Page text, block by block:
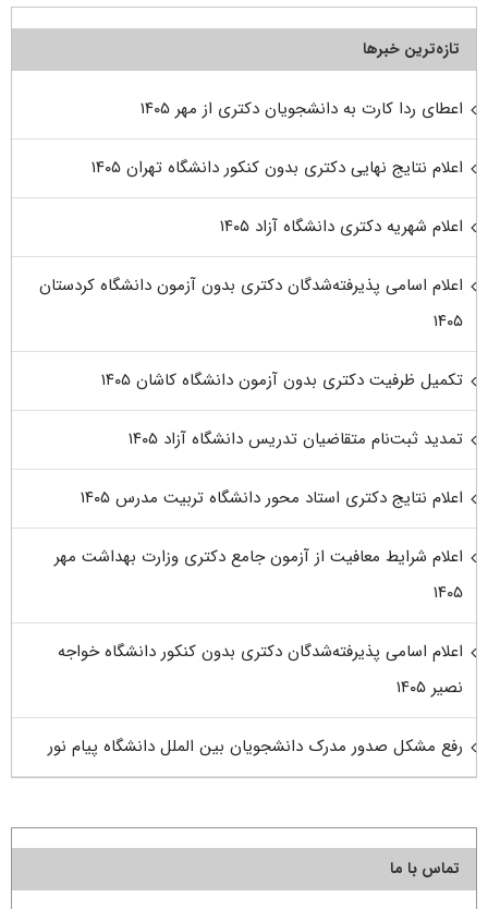
تازه‌ترین خبرها
اعطای ردا کارت به دانشجویان دکتری از مهر ۱۴۰۵
اعلام نتایج نهایی دکتری بدون کنکور دانشگاه تهران ۱۴۰۵
اعلام شهریه دکتری دانشگاه آزاد ۱۴۰۵
اعلام اسامی پذیرفته‌شدگان دکتری بدون آزمون دانشگاه کردستان
۱۴۰۵
تکمیل ظرفیت دکتری بدون آزمون دانشگاه کاشان ۱۴۰۵
تمدید ثبت‌نام متقاضیان تدریس دانشگاه آزاد ۱۴۰۵
اعلام نتایج دکتری استاد محور دانشگاه تربیت مدرس ۱۴۰۵
اعلام شرایط معافیت از آزمون جامع دکتری وزارت بهداشت مهر
۱۴۰۵
اعلام اسامی پذیرفته‌شدگان دکتری بدون کنکور دانشگاه خواجه
نصیر ۱۴۰۵
رفع مشکل صدور مدرک دانشجویان بین الملل دانشگاه پیام نور
تماس با ما